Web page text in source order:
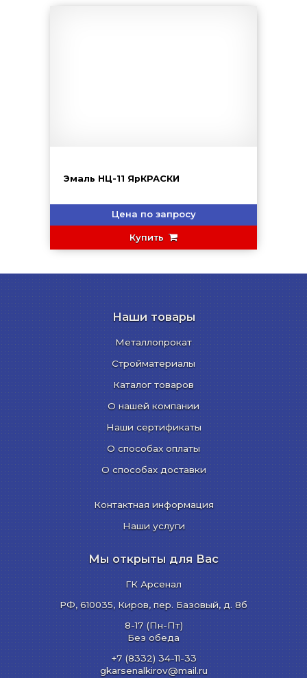
Эмаль НЦ-11 ЯрКРАСКИ
Цена по запросу
Купить
Наши товары
Металлопрокат
Стройматериалы
Каталог товаров
О нашей компании
Наши сертификаты
О способах оплаты
О способах доставки
Контактная информация
Наши услуги
Мы открыты для Вас
ГК Арсенал
РФ, 610035, Киров, пер. Базовый, д. 8б
8-17 (Пн-Пт)
Без обеда
+7 (8332) 34-11-33
gkarsenalkirov@mail.ru